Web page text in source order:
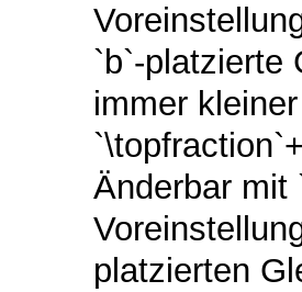
`b`-platzierte
immer
Änderbar
platzierten